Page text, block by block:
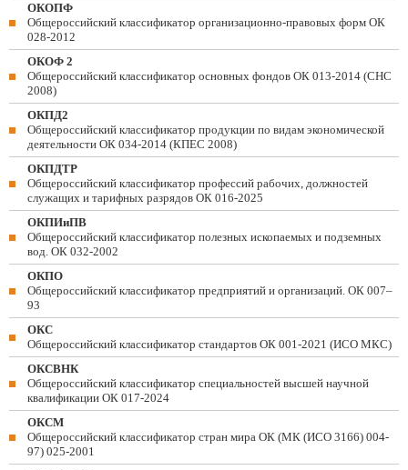
ОКОПФ
Общероссийский классификатор организационно-правовых форм ОК
028-2012
ОКОФ 2
Общероссийский классификатор основных фондов ОК 013-2014 (СНС
2008)
ОКПД2
Общероссийский классификатор продукции по видам экономической
деятельности ОК 034-2014 (КПЕС 2008)
ОКПДТР
Общероссийский классификатор профессий рабочих, должностей
служащих и тарифных разрядов ОК 016-2025
ОКПИиПВ
Общероссийский классификатор полезных ископаемых и подземных
вод. ОК 032-2002
ОКПО
Общероссийский классификатор предприятий и организаций. ОК 007–
93
ОКС
Общероссийский классификатор стандартов ОК 001-2021 (ИСО МКС)
ОКСВНК
Общероссийский классификатор специальностей высшей научной
квалификации ОК 017-2024
ОКСМ
Общероссийский классификатор стран мира ОК (МК (ИСО 3166) 004-
97) 025-2001